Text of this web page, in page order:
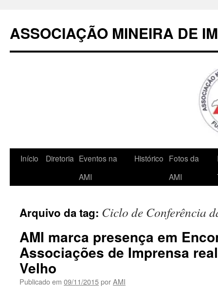
conteúdo
ASSOCIAÇÃO MINEIRA DE
Início Diretoria Eventos na
AMI
Histórico Fotos da
AMI
Arquivo da tag: Ciclo de Conferência
AMI marca presença em
Associações de Imprensa
Velho
Publicado em 09/11/2015porAMI